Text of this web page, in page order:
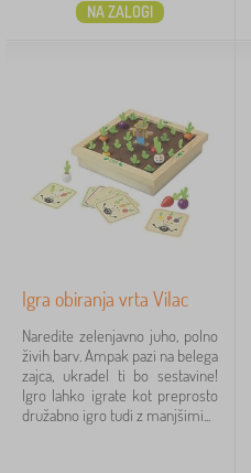
NA ZALOGI
Igra obiranja vrta Vilac
Naredite zelenjavno juho, polno
živih barv. Ampak pazi na belega
zajca, ukradel ti bo sestavine!
Igro lahko igrate kot preprosto
družabno igro tudi z manjšimi...